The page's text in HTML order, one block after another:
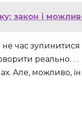
закон і
не час зупинитися
реально. . .
Але, можливо,